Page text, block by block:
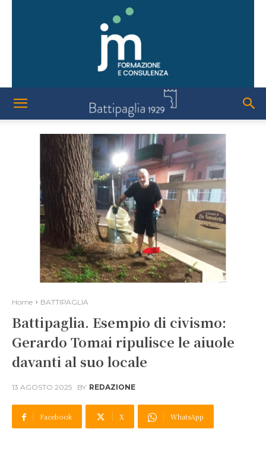
Home BATTIPAGLIA
Battipaglia. Esempio di civismo:
Gerardo Tomai ripulisce le aiuole
davanti al suo locale
13 AGOSTO 2025 BY REDAZIONE
Facebook X WhatsApp